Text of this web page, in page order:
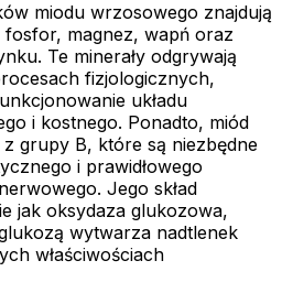
miodu wrzosowego znajdują
fosfor, magnez, wapń oraz
Te minerały odgrywają
fizjologicznych,
układu
i kostnego. Ponadto, miód
z grupy B, które są niezbędne
i prawidłowego
Jego skład
jak oksydaza glukozowa,
wytwarza nadtlenek
właściwościach